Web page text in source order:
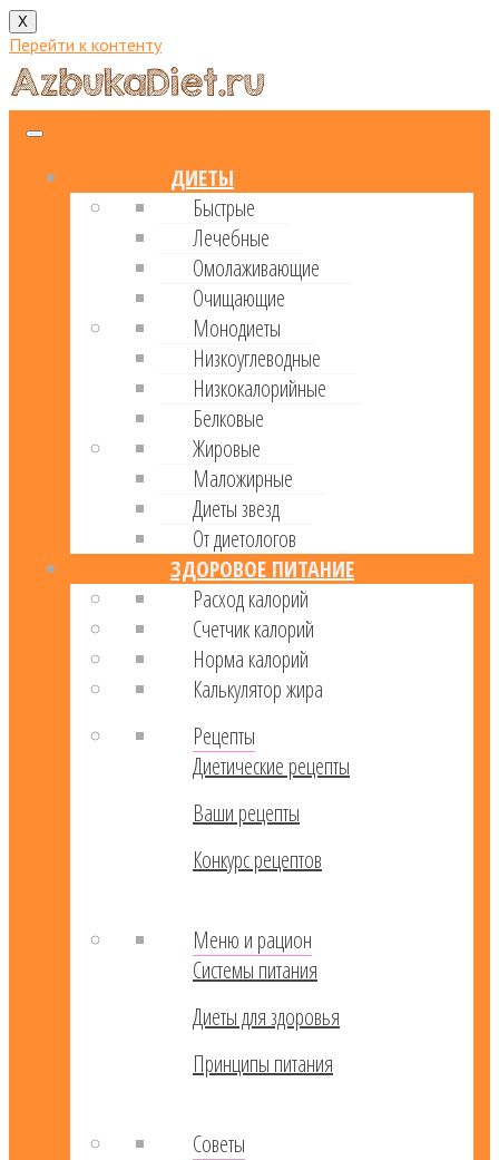
X
Перейти к контенту
ДИЕТЫ
Быстрые
Лечебные
Омолаживающие
Очищающие
Монодиеты
Низкоуглеводные
Низкокалорийные
Белковые
Жировые
Маложирные
Диеты звезд
От диетологов
ЗДОРОВОЕ ПИТАНИЕ
Расход калорий
Cчетчик калорий
Норма калорий
Калькулятор жира
Рецепты
Диетические рецепты
Ваши рецепты
Конкурс рецептов
Меню и рацион
Системы питания
Диеты для здоровья
Принципы питания
Советы